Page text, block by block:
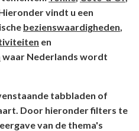
vindt u een
bezienswaardigheden,
en
waar Nederlands wordt
tabbladen of
Door hieronder filters te
van de thema's